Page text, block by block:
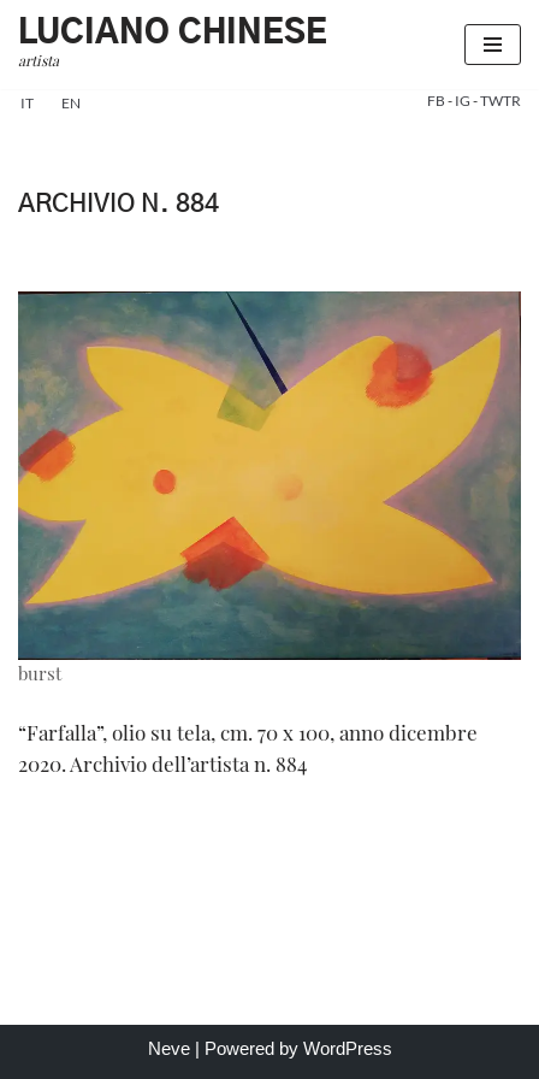
Vai
al
LUCIANO CHINESE
artista
IT EN FB - IG -TWTR
ARCHIVIO N. 884
burst
“Farfalla”, olio su tela, cm. 70 x 100, anno dicembre
2020. Archivio dell’artista n. 884
Neve| Powered by WordPress